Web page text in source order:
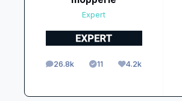
Expert
26.8k
posts 11
Solutions4.2k
Reputation